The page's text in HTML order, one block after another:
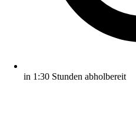
in 1:30 Stunden abholbereit